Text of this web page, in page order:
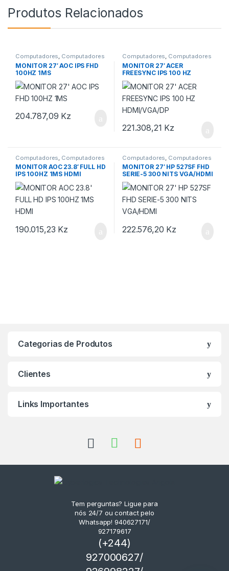
Produtos Relacionados
Computadores Computadores
e Monitores
MONITOR 27′ AOC IPS FHD
100HZ 1MS
204.787,09 Kz
Computadores Computadores
e Monitores
MONITOR 27′ ACER
FREESYNC IPS 100 HZ
HDMI/VGA/DP
221.308,21 Kz
Computadores Computadores
e Monitores
MONITOR AOC 23.8′ FULL HD
IPS 100HZ 1MS HDMI
190.015,23 Kz
Computadores Computadores
e Monitores
MONITOR 27′ HP 527SF FHD
SERIE-5 300 NITS VGA/HDMI
222.576,20 Kz
Categorias de Produtos
Clientes
Links Importantes
Tem perguntas? Ligue para
nós 24/7 ou contact pelo
Whatsapp! 940627171/
927179617
(+244)
927000627/